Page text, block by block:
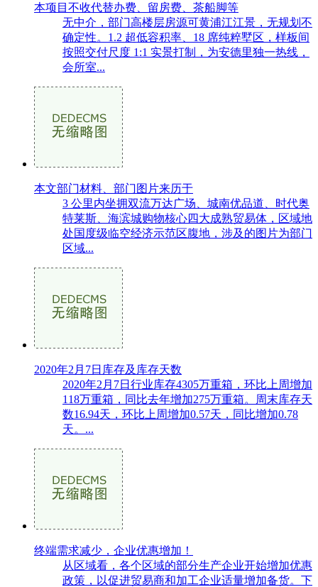
本项目不收代替办费、留房费、茶船脚等
无中介，部门高楼层房源可黄浦江江景，无规划不
确定性。1.2 超低容积率、18 席纯粹墅区，样板间
按照交付尺度 1:1 实景打制，为安德里独一热线，
会所室...
本文部门材料、部门图片来历于
3 公里内坐拥双流万达广场、城南优品道、时代奥
特莱斯、海滨城购物核心四大成熟贸易体，区域地
处国度级临空经济示范区腹地，涉及的图片为部门
区域...
2020年2月7日库存及库存天数
2020年2月7日行业库存4305万重箱，环比上周增加
118万重箱，同比去年增加275万重箱。周末库存天
数16.94天，环比上周增加0.57天，同比增加0.78
天。...
终端需求减少，企业优惠增加！
从区域看，各个区域的部分生产企业开始增加优惠
政策，以促进贸易商和加工企业适量增加备货。下